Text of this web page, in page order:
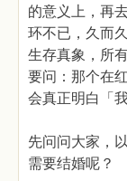
的意义上，再
环不已，久而
生存真象，所
要问：那个在
会真正明白「
先问问大家，
需要结婚呢？